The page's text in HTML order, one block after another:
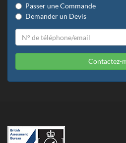
Passer une Commande
Demander un Devis
Contactez-